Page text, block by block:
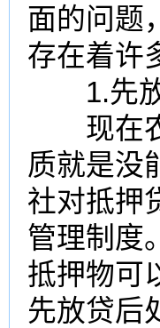
面的问题
存在着许
1.先放
现在农
质就是没
社对抵押
管理制度
抵押物可
先放贷后